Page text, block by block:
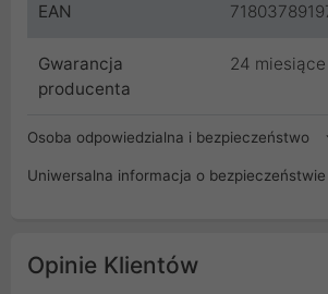
EAN
Gwarancja
producenta
24 miesiące
Osoba odpowiedzialna i bezpieczeństwo
Uniwersalna informacja o bezpieczeństwie
Opinie Klientów